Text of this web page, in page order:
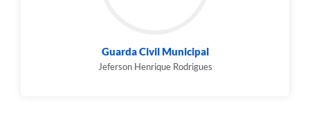
Guarda Civil Municipal
Jeferson Henrique Rodrigues